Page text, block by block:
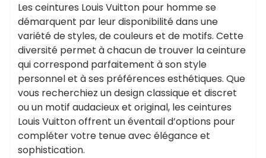
Les ceintures Louis Vuitton pour homme se
démarquent par leur disponibilité dans une
variété de styles, de couleurs et de motifs. Cette
diversité permet à chacun de trouver la ceinture
qui correspond parfaitement à son style
personnel et à ses préférences esthétiques. Que
vous recherchiez un design classique et discret
ou un motif audacieux et original, les ceintures
Louis Vuitton offrent un éventail d’options pour
compléter votre tenue avec élégance et
sophistication.